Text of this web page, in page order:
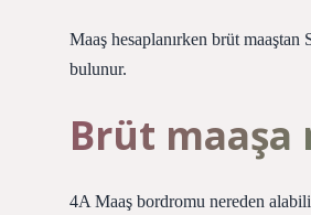
Maaş hesaplanırken brüt
bulunur.
Brüt maaşa
4A Maaş bordromu nereden